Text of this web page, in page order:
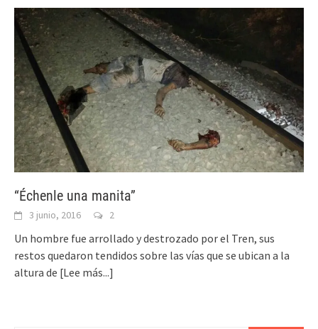
“Échenle una manita”
3 junio, 2016 2
Un hombre fue arrollado y destrozado por el Tren, sus
restos quedaron tendidos sobre las vías que se ubican a la
altura de [Lee más...]